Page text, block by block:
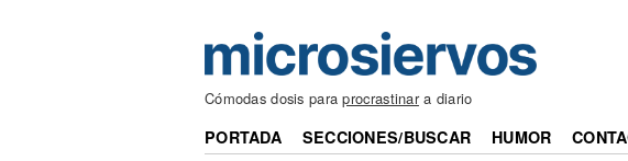
Cómodas dosis paraprocrastinara diario
PORTADA SECCIONES/BUSCAR HUMOR